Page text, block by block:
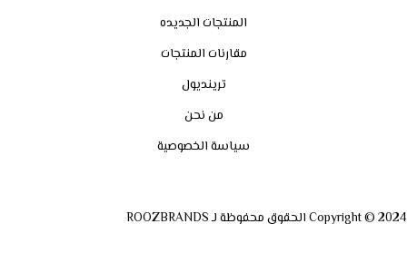
المنتجات الجديده
مقارنات المنتجات
ترينديول
من نحن
سياسة الخصوصية
Copyright © 2024 الحقوق محفوظة لـ ROOZBRANDS